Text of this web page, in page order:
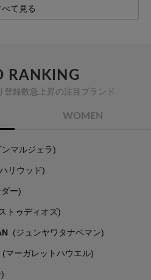
べて見る
RANKING
登録数急上昇の注目ブランド
WOMEN
ンマルジェラ)
リウッド)
ー)
トゥディオズ)
(ジュンヤワタナベマン)
(マーガレットハウエル)